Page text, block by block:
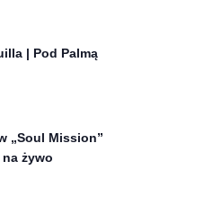
| Pod Palmą
„Soul Mission”
żywo